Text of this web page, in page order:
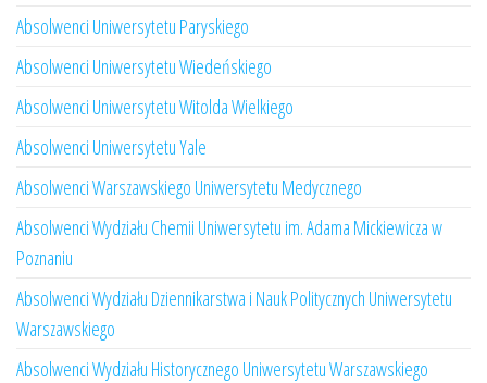
Absolwenci Uniwersytetu Paryskiego
Absolwenci Uniwersytetu Wiedeńskiego
Absolwenci Uniwersytetu Witolda Wielkiego
Absolwenci Uniwersytetu Yale
Absolwenci Warszawskiego Uniwersytetu Medycznego
Absolwenci Wydziału Chemii Uniwersytetu im. Adama Mickiewicza w
Poznaniu
Absolwenci Wydziału Dziennikarstwa i Nauk Politycznych Uniwersytetu
Warszawskiego
Absolwenci Wydziału Historycznego Uniwersytetu Warszawskiego